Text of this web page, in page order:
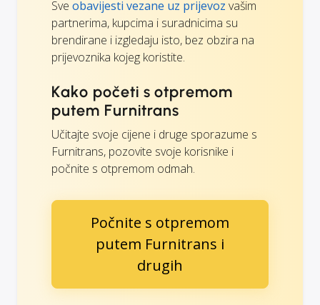
Sve obavijesti vezane uz prijevoz vašim
partnerima, kupcima i suradnicima su
brendirane i izgledaju isto, bez obzira na
prijevoznika kojeg koristite.
Kako početi s otpremom
putem Furnitrans
Učitajte svoje cijene i druge sporazume s
Furnitrans, pozovite svoje korisnike i
počnite s otpremom odmah.
Počnite s otpremom
putem Furnitrans i
drugih